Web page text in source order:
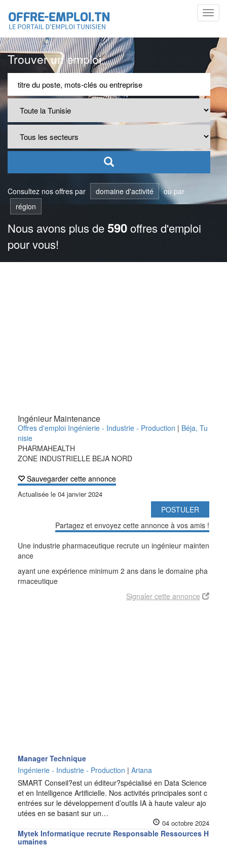
Trouver un emploi
Consultez nos offres par domaine d'activité
ou par
région
Nous avons plus de590offres d'emploi
pour vous!
Ingénieur Maintenance
Offres d'emploi Ingénierie - Industrie - Production | Béja, Tu
nisie
PHARMAHEALTH
ZONE INDUSTRIELLE BEJA NORD
Sauvegarder cette annonce
Actualisée le 04 janvier 2024
POSTULER
Partagez et envoyez cette annonce à vos amis !
Une industrie pharmaceutique recrute un ingénieur mainten
ance
ayant une expérience minimum 2 ans dans le domaine pha
rmaceutique
Signaler cette annonce
Manager Technique
Ingénierie - Industrie - Production | Ariana
SMART Conseil?est un éditeur?spécialisé en Data Science
et en Intelligence Artificielle. Nos activités principales sont c
entrées sur le développement d’outils IA à haute valeur ajo
utées en se basant sur un…
04 octobre 2024
Mytek Informatique recrute Responsable Ressources H
umaines